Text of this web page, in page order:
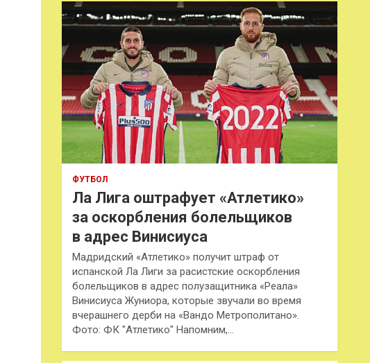
к
ФУТБОЛ
Ла Лига оштрафует «Атлетико»
за оскорбления болельщиков
в адрес Винисиуса
Мадридский «Атлетико» получит штраф от
испанской Ла Лиги за расистские оскорбления
болельщиков в адрес полузащитника «Реала»
Винисиуса Жуниора, которые звучали во время
вчерашнего дерби на «Вандо Метрополитано».
Фото: ФК "Атлетико" Напомним,…